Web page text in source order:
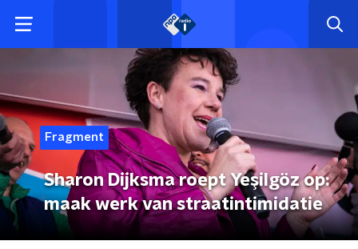
Fragment
Sharon Dijksma roept Yeşilgöz op:
maak werk van straatintimidatie